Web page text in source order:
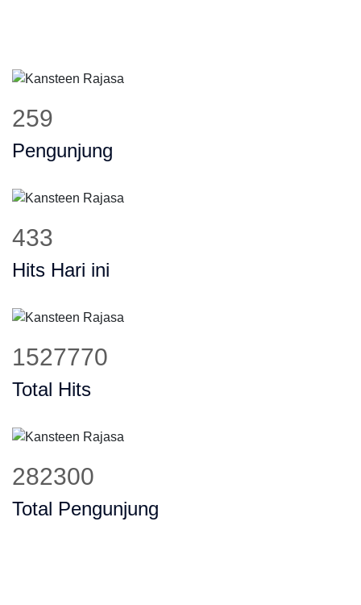
323
Pengunjung
548
Hits Hari ini
1931663
Total Hits
355850
Total Pengunjung